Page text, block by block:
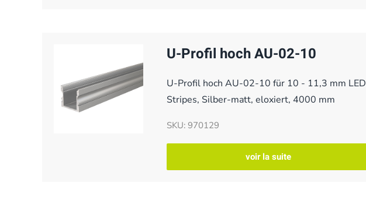
U-Profil hoch AU-02-10
U-Profil hoch AU-02-10 für 10 - 11,3 mm LED
Stripes, Silber-matt, eloxiert, 4000 mm
SKU: 970129
voir la suite